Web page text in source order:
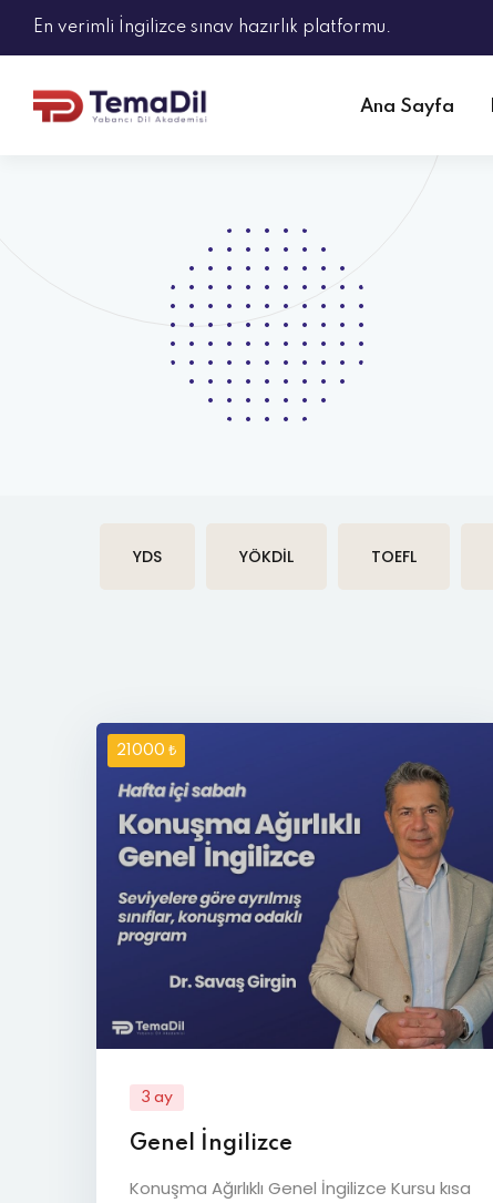
En verimli İngilizce sınav hazırlık platformu.
Ana Sayfa
YDS YÖKDİL TOEFL
21000 ₺
3 ay
Genel İngilizce
Konuşma Ağırlıklı Genel İngilizce Kursu kısa